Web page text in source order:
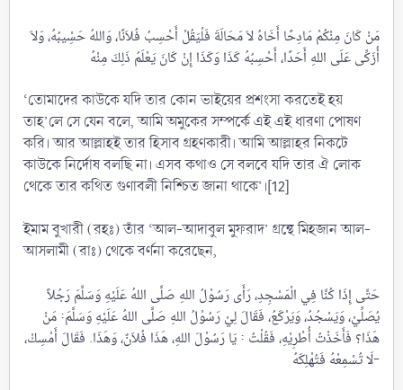
مَنْ كَانَ مِنْكُمْ مَادِحًا أَخَاهُ لاَ مَحَالَةَ فَلْيَقُلْ أَحْسِبُ فُلاَنًا، وَاللهُ حَسِْيبُهُ، وَلاَ
‘তোমাদের কাউকে যদি তার কোন ভাইয়ের প্রশংসা করতেই হয়
তাহ’লে সে যেন বলে, আমি অমুকের সম্পর্কে এই এই ধারণা পোষণ
করি। আর আল্লাহই তার হিসাব গ্রহণকারী। আমি আল্লাহর নিকটে
কাউকে নির্দোষ বলছি না। এসব কথাও সে বলবে যদি তার ঐ লোক
থেকে তার কথিত গুণাবলী নিশ্চিত জানা থাকে’।[12]
ইমাম বুখারী (রহঃ) তাঁর ‘আল-আদাবুল মুফরাদ’ গ্রন্থে মিহজান আল-
আসলামী (রাঃ) থেকে বর্ণনা করেছেন,
حَتَّى إِذَا كُنَّا فِي الْمَسْجِدِ، رَأَى رَسُوْلُ اللهِ صَلَّى اللهُ عَلَيْهِ وَسَلَّمَ رَجُلاً
يُصَلِّيْ، وَيَسْجُدُ، وَيَرْكَعُ، فَقَالَ لِيْ رَسُوْلُ اللهِ صَلَّى اللهُ عَلَيْهِ وَسَلَّمَ: مَنْ
هَذَا؟ فَأَخَذْتُ أُطْرِيْهِ، فَقُلْتُ : يَا رَسُوْلَ اللهِ، هَذَا فُلاَنٌ، وَهَذَا. فَقَالَ أَمْسِكْ،
لَا تُسْمِعْهُ فَتُهْلِكَهُ-​